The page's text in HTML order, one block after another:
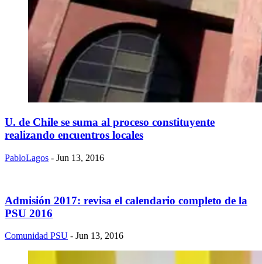
U. de Chile se suma al proceso constituyente
realizando encuentros locales
PabloLagos - Jun 13, 2016
Admisión 2017: revisa el calendario completo de la
PSU 2016
Comunidad PSU - Jun 13, 2016